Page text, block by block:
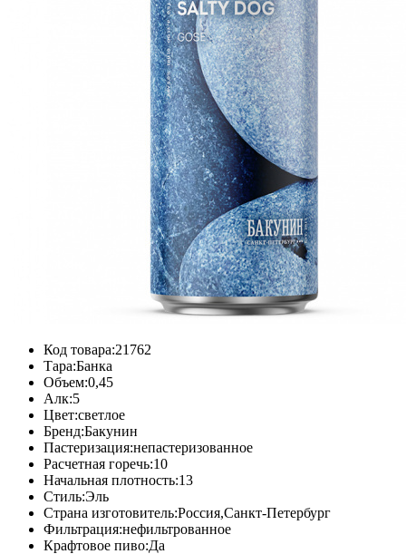
Код товара:21762
Тара:Банка
Объем:0,45
Алк:5
Цвет:светлое
Бренд:Бакунин
Пастеризация:непастеризованное
Расчетная горечь:10
Начальная плотность:13
Стиль:Эль
Страна изготовитель:Россия,Санкт-Петербург
Фильтрация:нефильтрованное
Крафтовое пиво:Да